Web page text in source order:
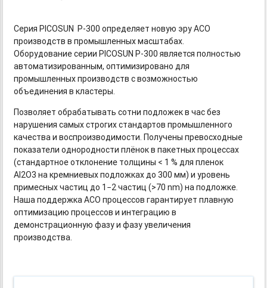
Серия PICOSUN Р-300 определяет новую эру АСО
производств в промышленных масштабах.
Оборудование серии PICOSUN Р-300 является полностью
автоматизированным, оптимизировано для
промышленных производств с возможностью
объединения в кластеры.
Позволяет обрабатывать сотни подложек в час без
нарушения самых строгих стандартов промышленного
качества и воспроизводимости. Получены превосходные
показатели однородности плёнок в пакетных процессах
(стандартное отклонение толщины < 1 % для пленок
Al2O3 на кремниевых подложках до 300 мм) и уровень
примесных частиц до 1−2 частиц (>70 nm) на подложке.
Наша поддержка АСО процессов гарантирует плавную
оптимизацию процессов и интеграцию в
демонстрационную фазу и фазу увеличения
производства.